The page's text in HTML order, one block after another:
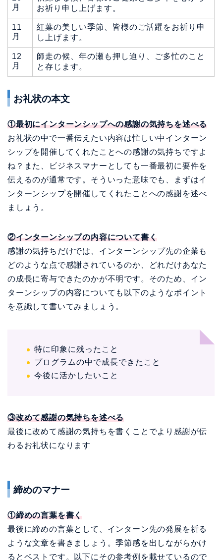
月
お祈り申し上げます。
11
月
紅葉の美しい季節、皆様のご活躍をお祈り申
し上げます。
12
月
師走の候、年の瀬も押し迫り、ご多忙のこと
と存じます。
お礼状の本文
①最初にインターンシップへの感謝の気持ちを述べる
お礼状の中で一番伝えたい内容は忙しい中インターン
シップを開催してくれたことへの感謝の気持ちですよ
ね？また、ビジネスマナーとしても一番最初に要件を
伝えるのが通常です。そういった意味でも、まずはイ
ンターンシップを開催してくれたことへの感謝を述べ
ましょう。
②インターンシップの内容について書く
感謝の気持ちだけでは、インターンシップ先の企業も
どのような点で感謝されているのか、どれだけあなた
の成長に寄与できたのかが不明です。そのため、イン
ターンシップの内容についても以下のようなポイント
を意識して書いてみましょう。
特に印象に残ったこと
プログラムの中で成長できたこと
今後に活かしたいこと
③改めて感謝の気持ちを述べる
最後に改めて感謝の気持ちを書くことでより感謝が伝
わるお礼状になります
締めのマナー
①締めの言葉を書く
最後に締めの言葉として、インターン先の発展を祈る
ような文章を書きましょう。季節感を出しながらかけ
るとベストです。以下にその参考例を載せているので